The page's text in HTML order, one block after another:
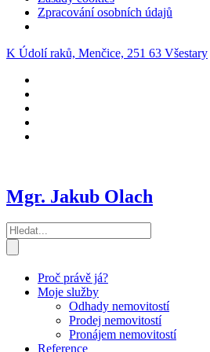
Zpracování osobních údajů
K Údolí raků, Menčice, 251 63 Všestary
Mgr. Jakub Olach
Proč právě já?
Moje služby
Odhady nemovitostí
Prodej nemovitostí
Pronájem nemovitostí
Reference